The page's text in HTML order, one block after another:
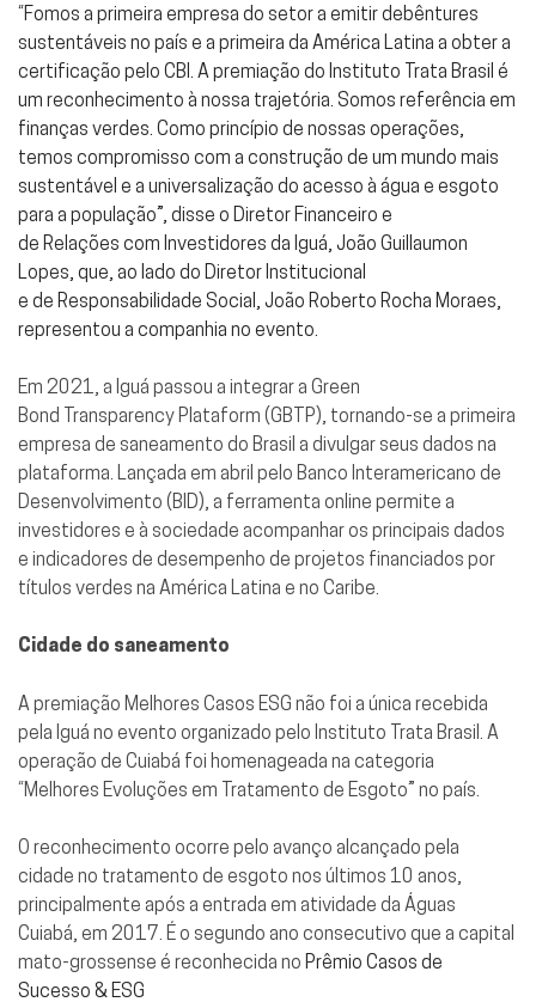
“Fomos a primeira empresa do setor a emitir debêntures
sustentáveis no país e a primeira da América Latina a obter a
certificação pelo CBI. A premiação do Instituto Trata Brasil é
um reconhecimento à nossa trajetória. Somos referência em
finanças verdes. Como princípio de nossas operações,
temos compromisso com a construção de um mundo mais
sustentável e a universalização do acesso à água e esgoto
para a população”, disse o Diretor Financeiro e
de Relações com Investidores da Iguá, João Guillaumon
Lopes, que, ao lado do Diretor Institucional
e de Responsabilidade Social, João Roberto Rocha Moraes,
representou a companhia no evento.
Em 2021, a Iguá passou a integrar a Green
Bond Transparency Plataform (GBTP), tornando-se a primeira
empresa de saneamento do Brasil a divulgar seus dados na
plataforma. Lançada em abril pelo Banco Interamericano de
Desenvolvimento (BID), a ferramenta online permite a
investidores e à sociedade acompanhar os principais dados
e indicadores de desempenho de projetos financiados por
títulos verdes na América Latina e no Caribe.
Cidade do saneamento
A premiação Melhores Casos ESG não foi a única recebida
pela Iguá no evento organizado pelo Instituto Trata Brasil. A
operação de Cuiabá foi homenageada na categoria
“Melhores Evoluções em Tratamento de Esgoto” no país.
O reconhecimento ocorre pelo avanço alcançado pela
cidade no tratamento de esgoto nos últimos 10 anos,
principalmente após a entrada em atividade da Águas
Cuiabá, em 2017. É o segundo ano consecutivo que a capital
mato-grossense é reconhecida no Prêmio Casos de
Sucesso & ESG